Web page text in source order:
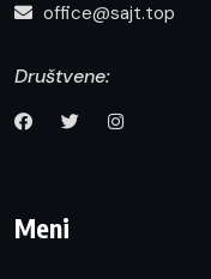
office@sajt.top
Društvene:
Meni